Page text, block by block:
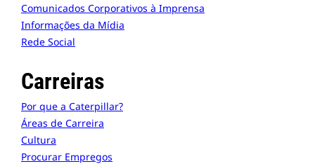
Comunicados Corporativos à Imprensa
Informações da Mídia
Rede Social
Carreiras
Por que a Caterpillar?
Áreas de Carreira
Cultura
Procurar Empregos